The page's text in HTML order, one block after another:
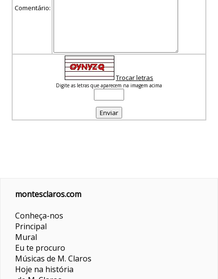
Comentário:
Trocar letras
Digite as letras que aparecem na imagem acima
montesclaros.com
Conheça-nos
Principal
Mural
Eu te procuro
Músicas de M. Claros
Hoje na história